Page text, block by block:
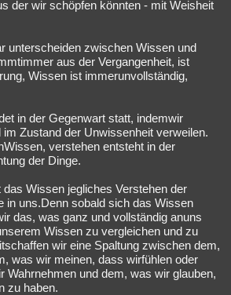
der wir schöpfen könnten - mit Weisheit
unterscheiden zwischen Wissen und
aus der Vergangenheit, ist
Wissen ist immerunvollständig,
in der Gegenwart statt, indemwir
Zustand der Unwissenheit verweilen.
verstehen entsteht in der
der Dinge.
Wissen jegliches Verstehen der
in uns.Denn sobald sich das Wissen
das, was ganz und vollständig anuns
Wissen zu vergleichen und zu
wir eine Spaltung zwischen dem,
was wir meinen, dass wirfühlen oder
Wahrnehmen und dem, was wir glauben,
zu haben.